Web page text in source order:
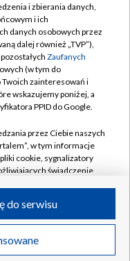
w likwidacji
i zbierania danych,
i ich
danych osobowych przez
dalej również „TVP”),
Zaufanych
(w tym do
zainteresowań i
wskazujemy poniżej, a
PPID do Google.
przez Ciebie naszych
w tym informacje
cookie, sygnalizatory
świadczenie
przez Ciebie
adresy IP, identyfikatory
do serwisu